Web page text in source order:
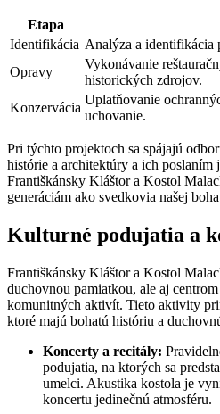
Etapa
Identifikácia Analýza a identifikácia
Opravy
Vykonávanie
historických zdrojov.
Konzervácia
Uplatňovanie
uchovanie.
Pri týchto projektoch sa spájajú
histórie a architektúry a ich poslaním
Františkánsky Kláštor a Kostol
generáciám ako svedkovia našej
Kulturné podujatia a
Františkánsky Kláštor a Kostol
duchovnou pamiatkou, ale aj
komunitných aktivít. Tieto aktivity
ktoré majú bohatú históriu a
Koncerty a recitály:
podujatia, na ktorých sa
umelci. Akustika kostola je
koncertu jedinečnú atmosféru.